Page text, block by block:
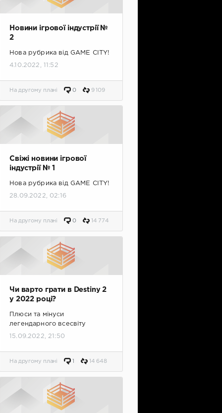
Новини ігрової індустрії №
2
Нова рубрика від GAME CITY!
4.10.2022, 11:52
На другому плані 0 9 109
Свіжі новини ігрової
індустрії № 1
Нова рубрика від GAME CITY!
28.09.2022, 02:16
На другому плані 0 14 774
Чи варто грати в Destiny 2
у 2022 році?
Плюси та мінуси
легендарного всесвіту
15.09.2022, 21:50
На другому плані 1 14 648